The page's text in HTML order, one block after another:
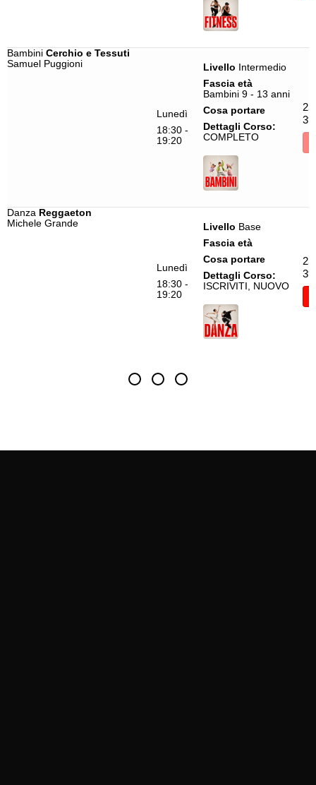
Bambini Cerchio e Tessuti
Samuel Puggioni
Lunedì
18:30 -
19:20
Livello Intermedio
Fascia età
Bambini 9 - 13 anni
Cosa portare
Dettagli Corso:
COMPLETO
Danza Reggaeton
Michele Grande
Lunedì
18:30 -
19:20
Livello Base
Fascia età
Cosa portare
Dettagli Corso:
ISCRIVITI, NUOVO